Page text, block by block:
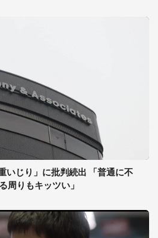
じり」に批判続出 「普通に不
周りもキッツい」